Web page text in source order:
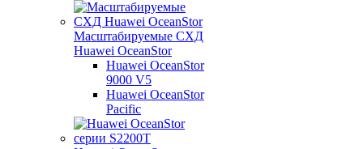
Масштабируемые СХД
Huawei OceanStor
Huawei OceanStor
9000 V5
Huawei OceanStor
Pacific